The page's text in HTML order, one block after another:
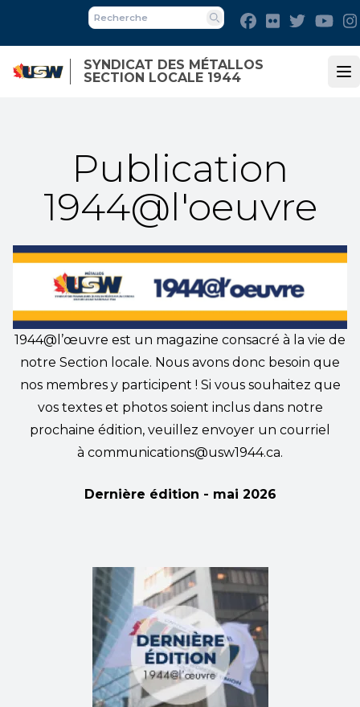
main
content
SYNDICAT DES MÉTALLOS
SECTION LOCALE 1944
Recherche
Facebook
Flickr Twitter
Publication
1944@l'oeuvre
1944@l’œuvre est un magazine consacré à la vie de
notre Section locale. Nous avons donc besoin que
nos membres y participent ! Si vous souhaitez que
vos textes et photos soient inclus dans notre
prochaine édition, veuillez envoyer un courriel
à communications@usw1944.ca.
Dernière édition - mai 2026